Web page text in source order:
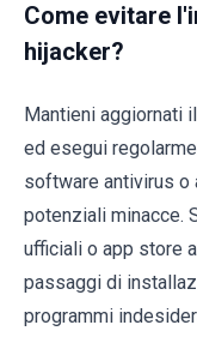
Come evitare
hijacker?
Mantieni aggiornati
ed esegui
software antivirus o
potenziali minacce.
ufficiali o app store
passaggi di
programmi